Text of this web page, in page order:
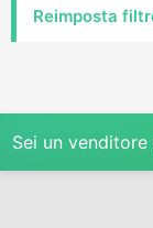
Reimposta
Sei un